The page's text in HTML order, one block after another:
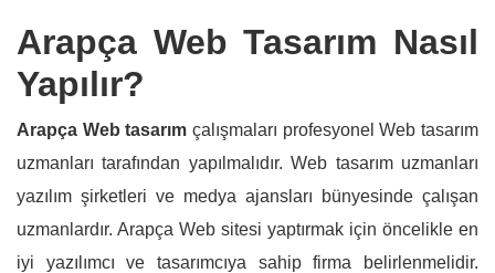
Arapça Web Tasarım Nasıl
Yapılır?
Arapça Web tasarım çalışmaları profesyonel Web tasarım
uzmanları tarafından yapılmalıdır. Web tasarım uzmanları
yazılım şirketleri ve medya ajansları bünyesinde çalışan
uzmanlardır. Arapça Web sitesi yaptırmak için öncelikle en
iyi yazılımcı ve tasarımcıya sahip firma belirlenmelidir.